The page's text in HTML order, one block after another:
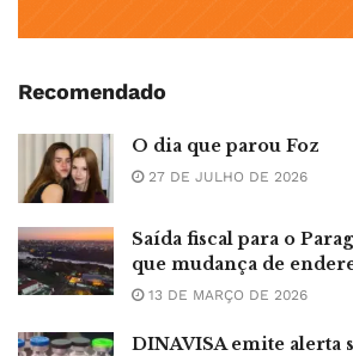
Recomendado
O dia que parou Foz
27 DE JULHO DE 2026
Saída fiscal para o
que mudança de
13 DE MARÇO DE 2026
DINAVISA emite alerta